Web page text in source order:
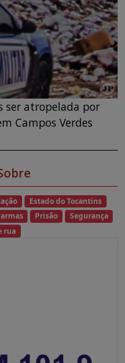
ser atropelada por
Campos Verdes
Estado do Tocantins
Prisão
Segurança
rua